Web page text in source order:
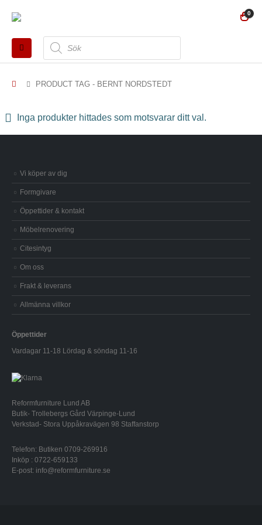
0
Produktsökning
PRODUCT TAG - BERNT NORDSTEDT
Inga produkter hittades som motsvarar ditt val.
Vi köper av dig
Formgivare
Öppettider & kontakt
Möbelrenovering
Citesintyg
Om oss
Frakt & leverans
Allmänna villkor
Öppettider
Vardagar 11-18 Lördag & söndag 11-16
Reformfurniture Lund AB
Butik- Trollebergs Gård Värpinge-Lund
Verkstad- Stora Uppåkravägen 98 Staffanstorp
Telefon: Butiken 0709-269916
Inköp : 0722-659133
E-post: info@reformfurniture.se